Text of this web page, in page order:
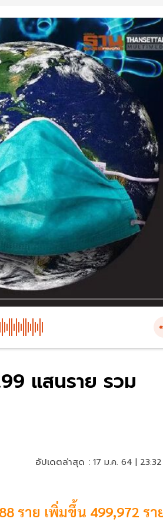
แสนราย รวม
อัปเดตล่าสุด : 17 ม.ค. 64 |
ราย เพิ่มขึ้น 499,972 รา